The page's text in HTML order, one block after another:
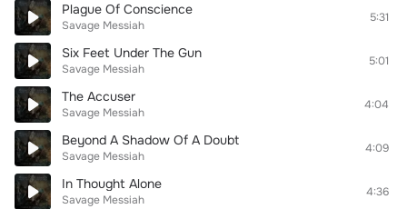
Plague Of Conscience
Savage Messiah
5:31
Six Feet Under The Gun
Savage Messiah
5:01
The Accuser
Savage Messiah
4:04
Beyond A Shadow Of A Doubt
Savage Messiah
4:09
In Thought Alone
Savage Messiah
4:36